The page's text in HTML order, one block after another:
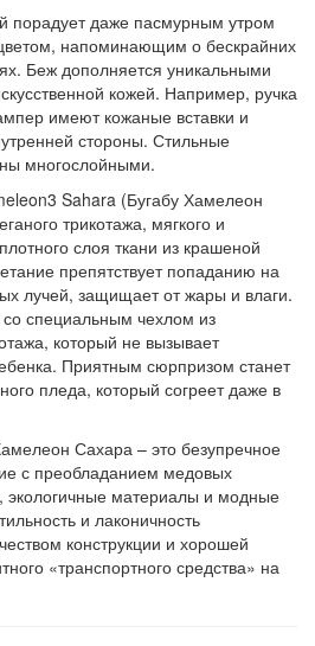
порадует даже пасмурным утром
напоминающим о бескрайних
Беж дополняется уникальными
кожей. Например, ручка
имеют кожаные вставки и
стороны. Стильные
многослойными.
Sahara (Бугабу Хамелеон
трикотажа, мягкого и
слоя ткани из крашеной
препятствует попаданию на
лучей, защищает от жары и влаги.
специальным чехлом из
который не вызывает
Приятным сюрпризом станет
пледа, который согреет даже в
Сахара – это безупречное
с преобладанием медовых
экологичные материалы и модные
и лаконичность
конструкции и хорошей
«транспортного средства» на